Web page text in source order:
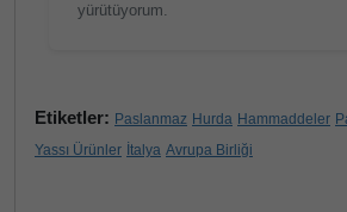
yürütüyorum.
Etiketler: Paslanmaz Hurda Hammaddeler
Yassı Ürünler İtalya Avrupa Birliği